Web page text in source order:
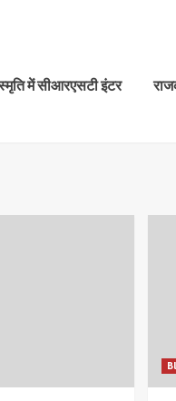
में सीआरएसटी इंटर